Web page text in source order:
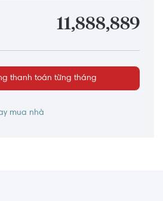
11,888,889
thanh toán từng tháng
mua nhà